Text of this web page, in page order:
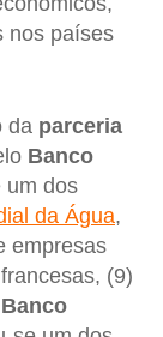
nos países
da parceria
Banco
um dos
da Água,
empresas
(9)
Banco